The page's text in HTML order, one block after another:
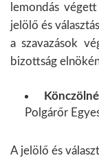
lemondás
jelölő és
a szavazások
bizottság
Polgárőr
A jelölő és